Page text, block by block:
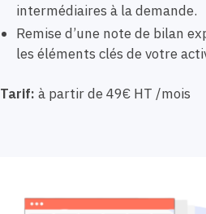
intermédiaires à la demande.
Remise d’une note de bilan
les éléments clés de votre
Tarif: à partir de 49€ HT /mois